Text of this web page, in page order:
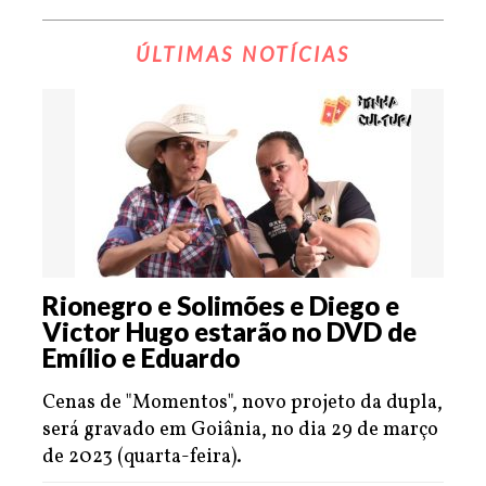
ÚLTIMAS NOTÍCIAS
Rionegro e Solimões e Diego e
Victor Hugo estarão no DVD de
Emílio e Eduardo
Cenas de "Momentos", novo projeto da dupla,
será gravado em Goiânia, no dia 29 de março
de 2023 (quarta-feira).